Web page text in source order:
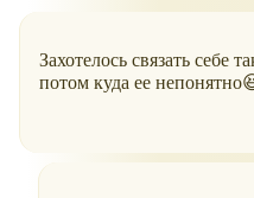
Захотелось связать себе
потом куда ее